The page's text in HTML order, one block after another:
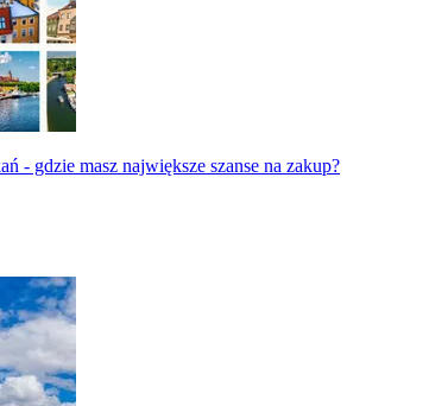
- gdzie masz największe szanse na zakup?